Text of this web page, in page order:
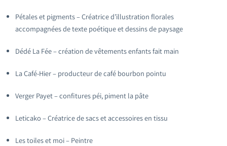
Pétales et pigments – Créatrice d’illustration florales
accompagnées de texte poétique et dessins de paysage
Dédé La Fée – création de vêtements enfants fait main
La Café-Hier – producteur de café bourbon pointu
Verger Payet – confitures péi, piment la pâte
Leticako – Créatrice de sacs et accessoires en tissu
Les toiles et moi – Peintre